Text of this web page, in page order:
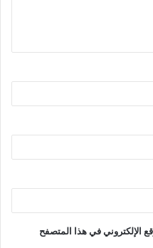
الإلكتروني في هذا المتصفح